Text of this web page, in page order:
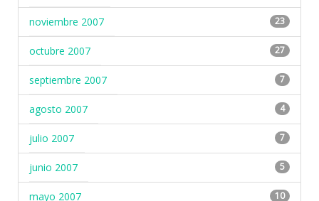
noviembre 2007 23
octubre 2007 27
septiembre 2007 7
agosto 2007 4
julio 2007 7
junio 2007 5
mayo 2007 10